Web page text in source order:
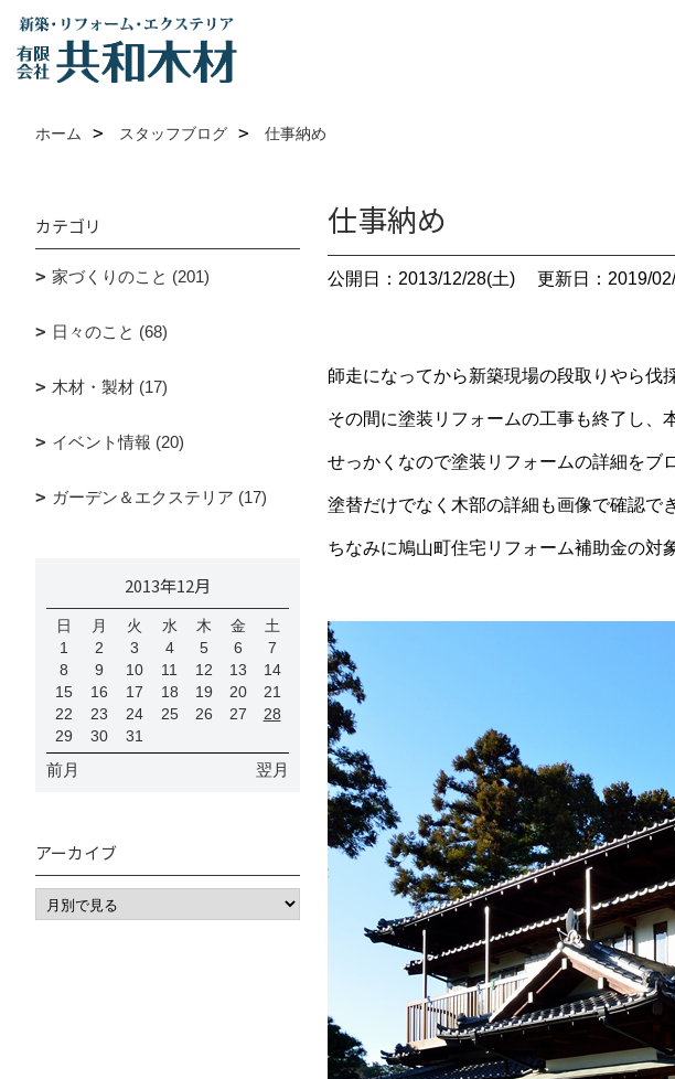
ホーム スタッフブログ 仕事納め
仕事納め
公開日：2013/12/28(土) 更新日：2019/
師走になってから新築現場の段取りやら伐
その間に塗装リフォームの工事も終了し、
せっかくなので塗装リフォームの詳細をブ
塗替だけでなく木部の詳細も画像で確認で
ちなみに鳩山町住宅リフォーム補助金の対
カテゴリ
家づくりのこと (201)
日々のこと (68)
木材・製材 (17)
イベント情報 (20)
ガーデン＆エクステリア (17)
2013年12月
日 月 火 水 木 金
土
1
2 3 4 5 6
7
8
9 10 11 12 13
14
15
16 17 18 19 20
21
22
23 24 25 26 27
28
29
30 31
前月 翌月
アーカイブ